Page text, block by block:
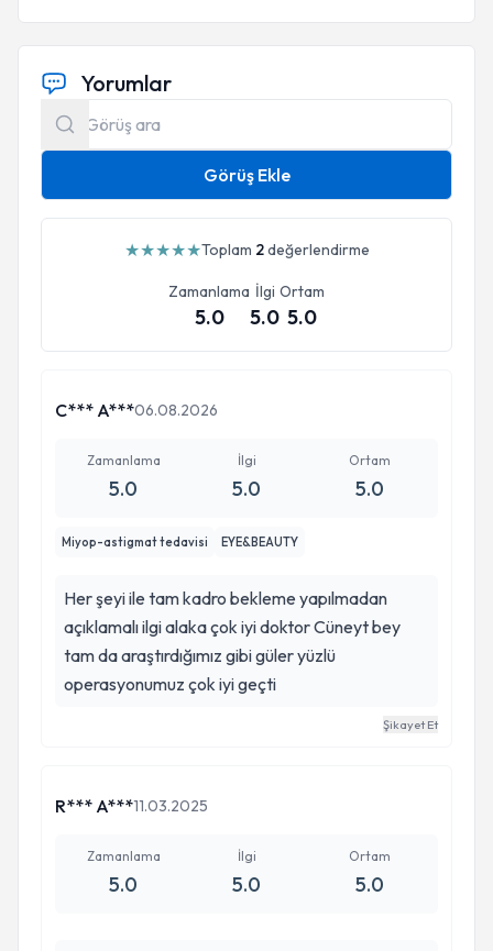
Yorumlar
Görüş Ekle
★★★★★Toplam 2değerlendirme
Zamanlama
5.0
İlgi
5.0
Ortam
5.0
C*** A***06.08.2026
Zamanlama
5.0
İlgi
5.0
Ortam
5.0
Miyop-astigmat tedavisi EYE&BEAUTY
Her şeyi ile tam kadro bekleme yapılmadan
açıklamalı ilgi alaka çok iyi doktor Cüneyt bey
tam da araştırdığımız gibi güler yüzlü
operasyonumuz çok iyi geçti
Şikayet Et
R*** A***11.03.2025
Zamanlama
5.0
İlgi
5.0
Ortam
5.0